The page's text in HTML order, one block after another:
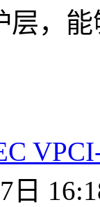
层，
日